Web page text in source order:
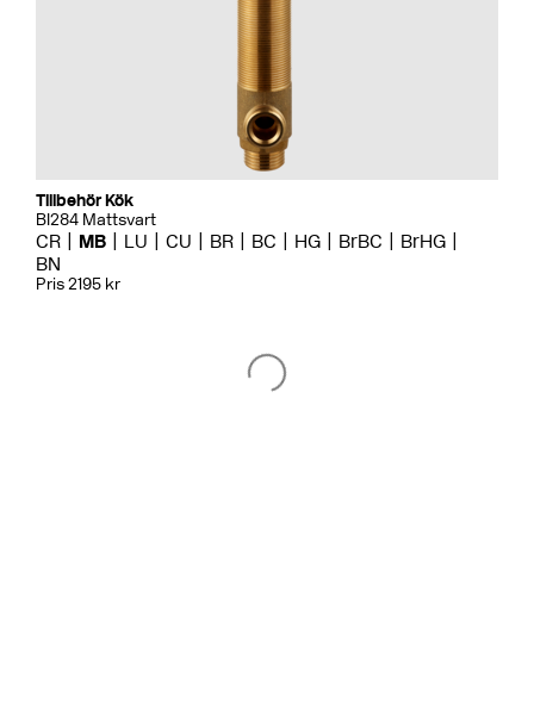
Tillbehör Kök
BI284 Mattsvart
CR MB LU CU BR BC HG BrBC
BrHG
BN
Pris 2195 kr